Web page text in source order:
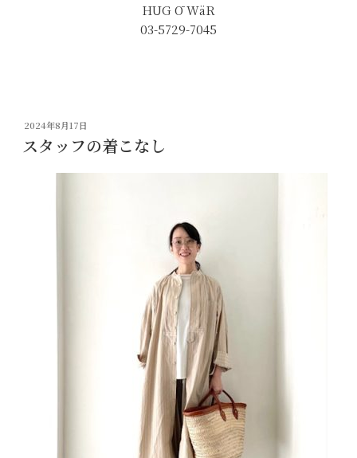
HUG Ō WäR
03-5729-7045
投
日:
2024年8月17日
スタッフの着こなし